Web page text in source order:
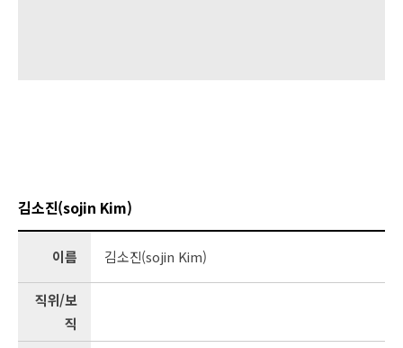
김소진(sojin Kim)
이름 김소진(sojin Kim)
직위/보
직